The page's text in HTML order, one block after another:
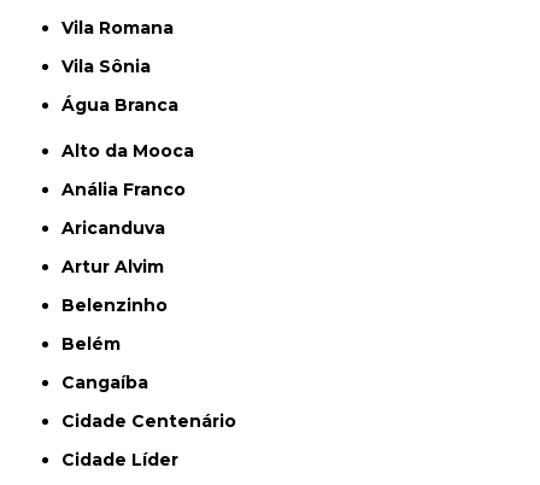
Vila Romana
Vila Sônia
Água Branca
Alto da Mooca
Anália Franco
Aricanduva
Artur Alvim
Belenzinho
Belém
Cangaíba
Cidade Centenário
Cidade Líder